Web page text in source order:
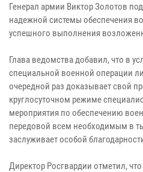
Генерал армии Виктор Золотов
надежной системы обеспечения
успешного выполнения
Глава ведомства добавил, что в
специальной военной операции
очередной раз доказывает свой
круглосуточном режиме
мероприятия по обеспечению
передовой всем необходимым в
заслуживает особой
Директор Росгвардии отметил,